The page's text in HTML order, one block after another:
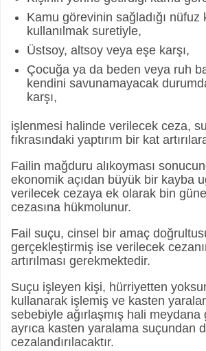
Kamu görevinin sağladığı nüfuz
kullanılmak suretiyle,
Üstsoy, altsoy veya eşe karşı,
Çocuğa ya da beden veya ruh
kendini savunamayacak
karşı,
işlenmesi halinde verilecek ceza,
fıkrasındaki yaptırım bir kat
Failin mağduru alıkoyması
ekonomik açıdan büyük bir kayba
verilecek cezaya ek olarak bin
cezasına hükmolunur.
Fail suçu, cinsel bir amaç
gerçekleştirmiş ise verilecek
artırılması gerekmektedir.
Suçu işleyen kişi, hürriyetten
kullanarak işlemiş ve kasten
sebebiyle ağırlaşmış hali
ayrıca kasten yaralama suçundan
cezalandırılacaktır.